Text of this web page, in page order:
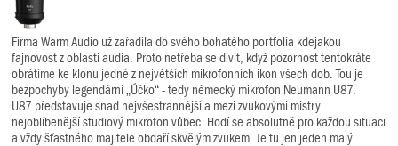
Firma Warm Audio už zařadila do svého bohatého portfolia kdejakou
fajnovost z oblasti audia. Proto netřeba se divit, když pozornost tentokráte
obrátíme ke klonu jedné z největších mikrofonních ikon všech dob. Tou je
bezpochyby legendární „Účko“ - tedy německý mikrofon Neumann U87.
U87 představuje snad nejvšestrannější a mezi zvukovými mistry
nejoblíbenější studiový mikrofon vůbec. Hodí se absolutně pro každou situaci
a vždy šťastného majitele obdaří skvělým zvukem. Je tu jen jeden malý...